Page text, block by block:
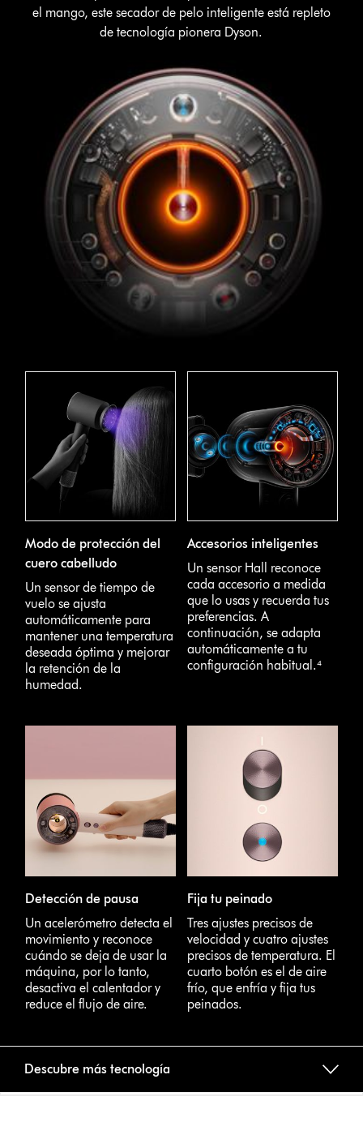
el mango, este secador de pelo inteligente está repleto
de tecnología pionera Dyson.
Modo de protección del
cuero cabelludo
Un sensor de tiempo de
vuelo se ajusta
automáticamente para
mantener una temperatura
deseada óptima y mejorar
la retención de la
humedad.
Accesorios inteligentes
Un sensor Hall reconoce
cada accesorio a medida
que lo usas y recuerda tus
preferencias. A
continuación, se adapta
automáticamente a tu
configuración habitual.⁴
Detección de pausa
Un acelerómetro detecta el
movimiento y reconoce
cuándo se deja de usar la
máquina, por lo tanto,
desactiva el calentador y
reduce el flujo de aire.
Fija tu peinado
Tres ajustes precisos de
velocidad y cuatro ajustes
precisos de temperatura. El
cuarto botón es el de aire
frío, que enfría y fija tus
peinados.
Descubre más tecnología